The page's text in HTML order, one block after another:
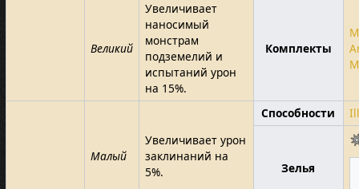
Великий
Увеличивает
наносимый
монстрам
подземелий и
испытаний урон
на 15%.
Комплекты
Малый
Увеличивает урон
заклинаний на
5%.
Способности
Зелья